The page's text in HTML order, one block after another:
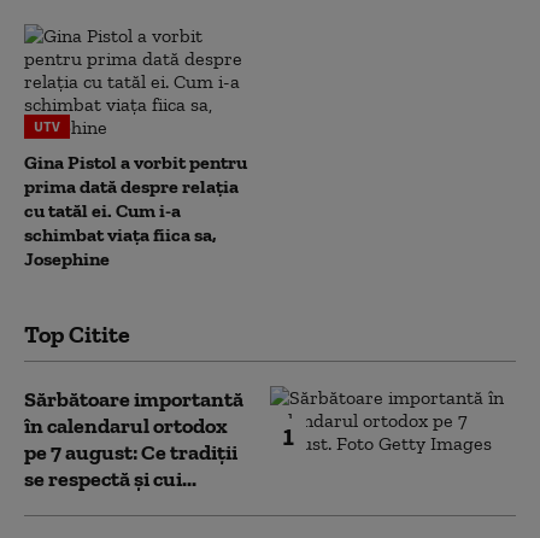
UTV
Gina Pistol a vorbit pentru
prima dată despre relația
cu tatăl ei. Cum i-a
schimbat viața fiica sa,
Josephine
Top Citite
1
Sărbătoare importantă
în calendarul ortodox
pe 7 august: Ce tradiții
se respectă și cui...